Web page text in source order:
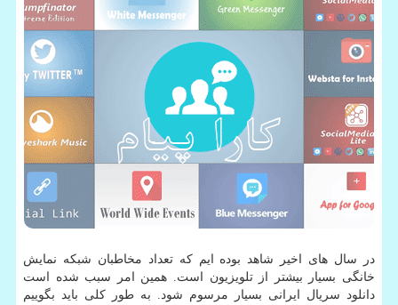
در سال های اخیر شاهد بوده ایم که تعداد مخاطبان شبکه نمایش
خانگی بسیار بیشتر از تلویزیون است. همین امر سبب شده است
دانلود سریال ایرانی بسیار مرسوم شود. به طور کلی باید بگوییم